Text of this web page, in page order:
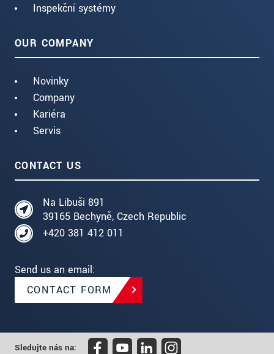
Inspekční systémy
OUR COMPANY
Novinky
Company
Kariéra
Servis
CONTACT US
Na Libuši 891
39165 Bechyně, Czech Republic
+420 381 412 011
Send us an email:
CONTACT FORM
Sledujte nás na: